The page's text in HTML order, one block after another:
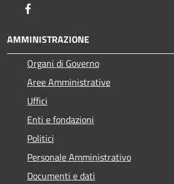
AMMINISTRAZIONE
Organi di Governo
Aree Amministrative
Uffici
Enti e fondazioni
Politici
Personale Amministrativo
Documenti e dati